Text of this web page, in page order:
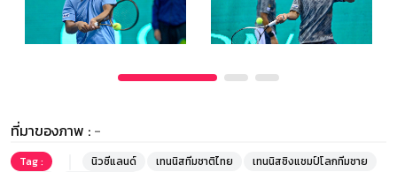
ที่มาของภาพ : -
Tag : นิวซีแลนด์ เทนนิสทีมชาติไทย
เทนนิสชิงแชมป์โลกทีมชาย